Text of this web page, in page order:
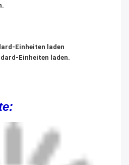
Einheiten laden
Einheiten laden.